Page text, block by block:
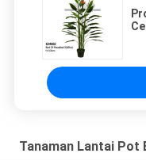
Tanaman Lantai Pot